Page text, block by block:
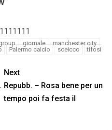
giornale
manchester city
Palermo calcio sceicco
tifosi
Next
Repubb. – Rosa bene per un
tempo poi fa festa il